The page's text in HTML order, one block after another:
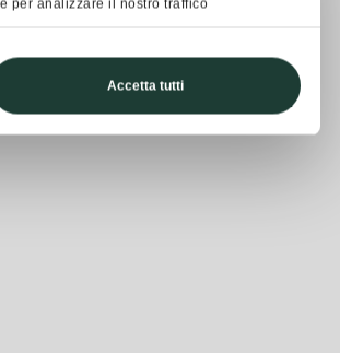
per analizzare il nostro traffico
Accetta tutti